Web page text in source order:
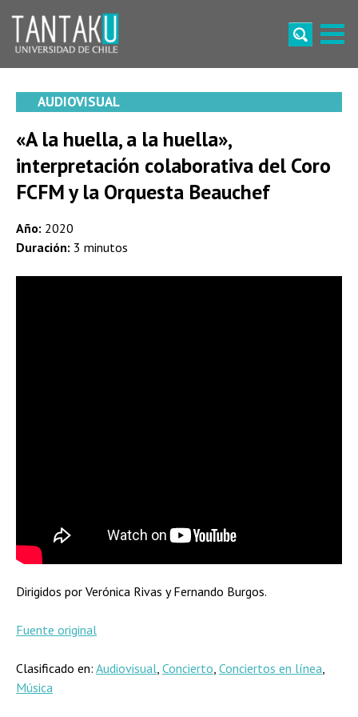
content
AUDIOVISUAL
«A la huella, a la huella»,
interpretación colaborativa del Coro
FCFM y la Orquesta Beauchef
Año: 2020
Duración: 3 minutos
Dirigidos por Verónica Rivas y Fernando Burgos.
Fuente original
Clasificado en: Audiovisual, Concierto, Conciertos en línea,
Música